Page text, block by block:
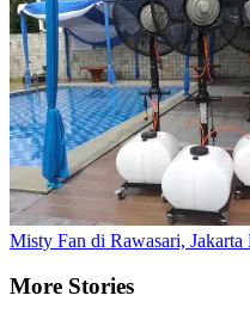
Misty Fan di Rawasari, Jakarta
More Stories